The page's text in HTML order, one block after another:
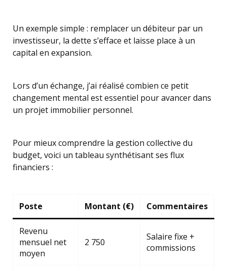
Un exemple simple : remplacer un débiteur par un
investisseur, la dette s’efface et laisse place à un
capital en expansion.
Lors d’un échange, j’ai réalisé combien ce petit
changement mental est essentiel pour avancer dans
un projet immobilier personnel.
Pour mieux comprendre la gestion collective du
budget, voici un tableau synthétisant ses flux
financiers :
Poste Montant (€) Commentaires
Revenu
mensuel net
moyen
2 750
Salaire fixe +
commissions